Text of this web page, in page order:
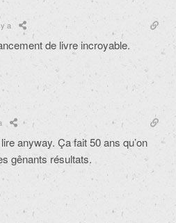
a
de livre incroyable.
anyway. Ça fait 50 ans qu’on
gênants résultats.